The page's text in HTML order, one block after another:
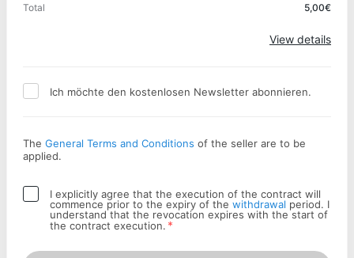
Total 5,00€
View details
Ich möchte den kostenlosen Newsletter abonnieren.
The General Terms and Conditions of the seller are to be
applied.
I explicitly agree that the execution of the contract will
commence prior to the expiry of the withdrawal period. I
understand that the revocation expires with the start of
the contract execution. *